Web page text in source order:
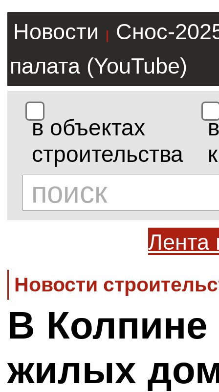
Новости |
Снос-
палата (YouTube)
в объектах
строительства
в
Лента
Новости
В Колпине
жилых